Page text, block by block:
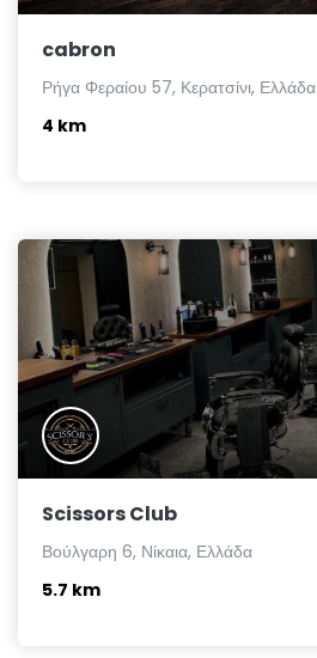
cabron
Ρήγα Φεραίου 57, Κερατσίνι, Ελλάδα
4 km
Scissors Club
Βούλγαρη 6, Νίκαια, Ελλάδα
5.7 km